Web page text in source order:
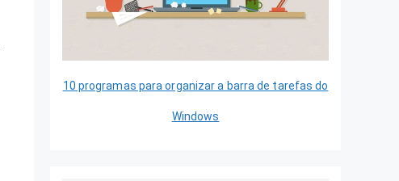
10 programas para organizar a barra de tarefas do
Windows